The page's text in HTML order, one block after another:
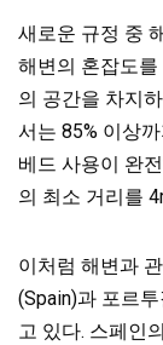
새로운 규정 중
해변의 혼잡도를
의 공간을 차지
서는 85% 이상
베드 사용이 완
의 최소 거리를
이처럼 해변과
(Spain)과 포르
고 있다. 스페인